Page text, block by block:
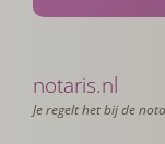
notaris.nl
Je regelt het bij de